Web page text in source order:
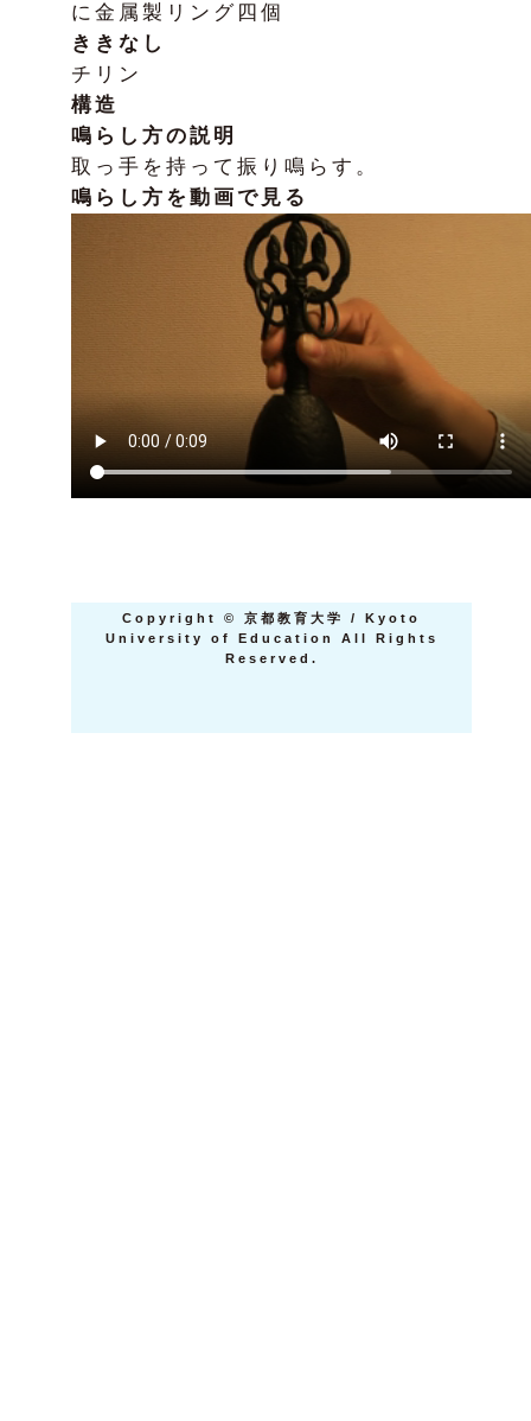
に金属製リング四個
ききなし
チリン
構造
鳴らし方の説明
取っ手を持って振り鳴らす。
鳴らし方を動画で見る
Copyright ©
京都教育大学 / Kyoto
University of Education All Rights
Reserved.